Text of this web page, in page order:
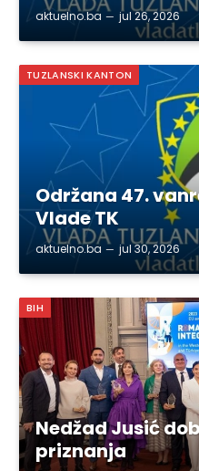
aktuelno.ba jul 26, 2026
TUZLANSKI KANTON
Održana 47.
Vlade TK
aktuelno.ba jul 30, 2026
BIH
Nedžad Jusić
priznanja